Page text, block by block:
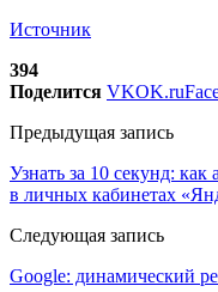
Источник
394
Поделится VKOK.ru
Предыдущая запись
Узнать за 10 секунд: как
в личных кабинетах
Следующая запись
Google: динамический